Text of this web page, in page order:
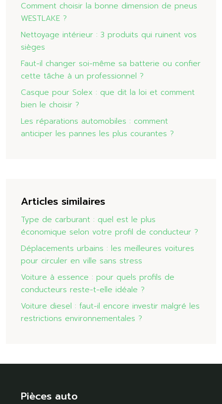
Comment choisir la bonne dimension de pneus
WESTLAKE ?
Nettoyage intérieur : 3 produits qui ruinent vos
sièges
Faut-il changer soi-même sa batterie ou confier
cette tâche à un professionnel ?
Casque pour Solex : que dit la loi et comment
bien le choisir ?
Les réparations automobiles : comment
anticiper les pannes les plus courantes ?
Articles similaires
Type de carburant : quel est le plus
économique selon votre profil de conducteur ?
Déplacements urbains : les meilleures voitures
pour circuler en ville sans stress
Voiture à essence : pour quels profils de
conducteurs reste-t-elle idéale ?
Voiture diesel : faut-il encore investir malgré les
restrictions environnementales ?
Pièces auto